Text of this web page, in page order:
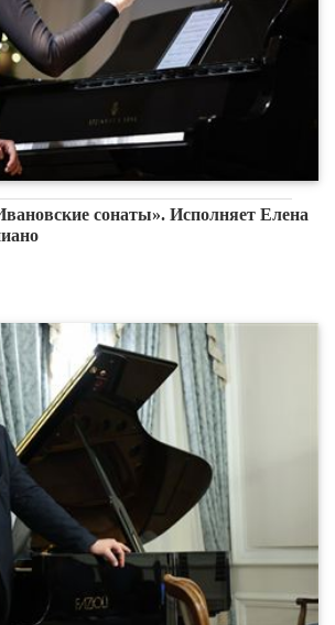
сонаты». Исполняет Елена